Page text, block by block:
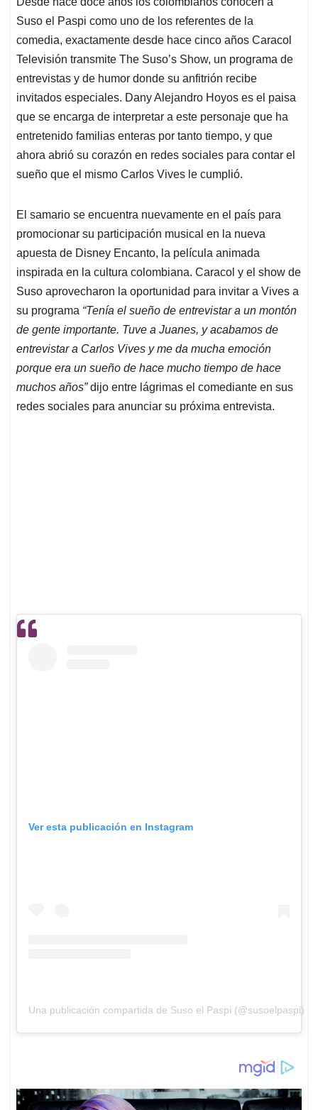
s
A
p
p
b
o
o
k
e
d
I
n
l
a
d
s
Suso el Paspi como uno de los referentes de la
comedia, exactamente desde hace cinco años Caracol
Televisión transmite The Suso’s Show, un programa de
entrevistas y de humor donde su anfitrión recibe
invitados especiales. Dany Alejandro Hoyos es el paisa
que se encarga de interpretar a este personaje que ha
entretenido familias enteras por tanto tiempo, y que
ahora abrió su corazón en redes sociales para contar el
sueño que el mismo Carlos Vives le cumplió.
El samario se encuentra nuevamente en el país para
promocionar su participación musical en la nueva
apuesta de Disney Encanto, la película animada
inspirada en la cultura colombiana. Caracol y el show de
Suso aprovecharon la oportunidad para invitar a Vives a
su programa “Tenía el sueño de entrevistar a un montón
de gente importante. Tuve a Juanes, y acabamos de
entrevistar a Carlos Vives y me da mucha emoción
porque era un sueño de hace mucho tiempo de hace
muchos años”dijo entre lágrimas el comediante en sus
redes sociales para anunciar su próxima entrevista.
Ver esta publicación en Instagram
Una publicación compartida de Suso el Paspi (@susoelpaspi)